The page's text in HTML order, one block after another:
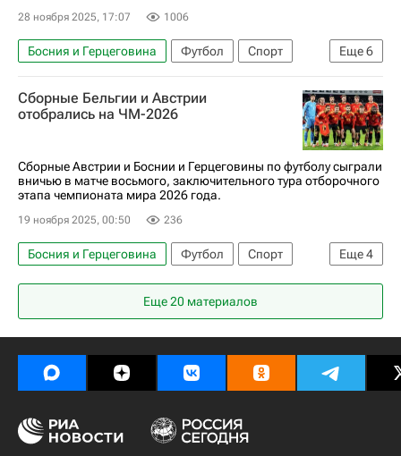
28 ноября 2025, 17:07 1006
Еще6
Босния и Герцеговина Футбол
Спорт
Миралем Пьянич
ПФК ЦСКА
Барселона
Ювентус
Рома Бешикташ
Сборные Бельгии и Австрии
отобрались на ЧМ-2026
Сборные Австрии и Боснии и Герцеговины по футболу сыграли
вничью в матче восьмого, заключительного тура отборочного
этапа чемпионата мира 2026 года.
19 ноября 2025, 00:50 236
Еще4
Босния и Герцеговина Футбол
Спорт
Михаэль Грегорич
Австрия
Бельгия
Еще 20 материалов